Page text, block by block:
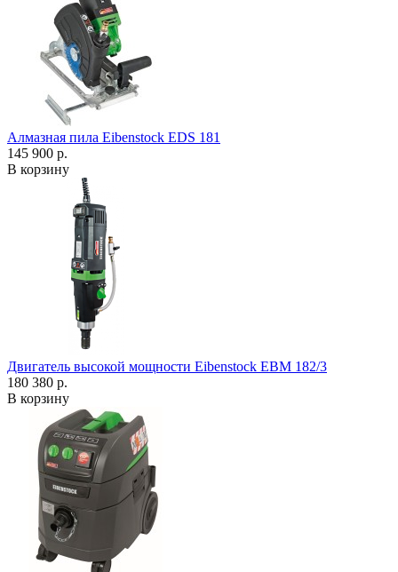
Алмазная пила Eibenstock EDS 181
145 900 р.
В корзину
Двигатель высокой мощности Eibenstock EBM 182/3
180 380 р.
В корзину